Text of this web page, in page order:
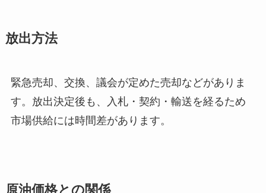
放出方法
緊急売却、交換、議会が定めた売却などがありま
す。放出決定後も、入札・契約・輸送を経るため
市場供給には時間差があります。
原油価格との関係